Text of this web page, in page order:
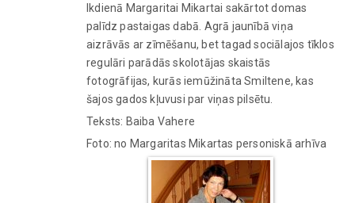
Ikdienā Margaritai Mikartai sakārtot domas
palīdz pastaigas dabā. Agrā jaunībā viņa
aizrāvās ar zīmēšanu, bet tagad sociālajos tīklos
regulāri parādās skolotājas skaistās
fotogrāfijas, kurās iemūžināta Smiltene, kas
šajos gados kļuvusi par viņas pilsētu.
Teksts: Baiba Vahere
Foto: no Margaritas Mikartas personiskā arhīva